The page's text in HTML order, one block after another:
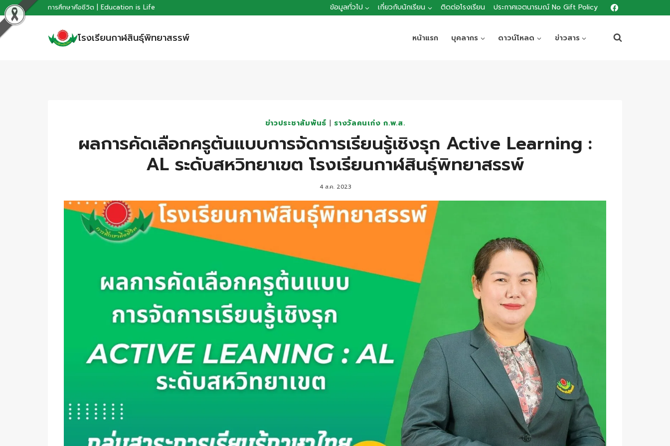
Skip
to
content
การศึกษาคือชีวิต | Education is Life ข้อมูลทั่วไป เกี่ยวกับนักเรียน ติดต่อโรงเรียน ประกาศเจตนารมณ์ No Gift Policy
โรงเรียนกาฬสินธุ์พิทยาสรรพ์ หน้าแรก บุคลากร ดาวน์โหลด ข่าวสาร
ข่าวประชาสัมพันธ์ | รางวัลคนเก่ง ก.พ.ส.
ผลการคัดเลือกครูต้นแบบการจัดการเรียนรู้เชิงรุก Active Learning :
AL ระดับสหวิทยาเขต โรงเรียนกาฬสินธุ์พิทยาสรรพ์
4 ส.ค. 2023